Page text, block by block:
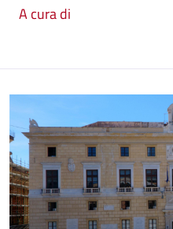
A cura di